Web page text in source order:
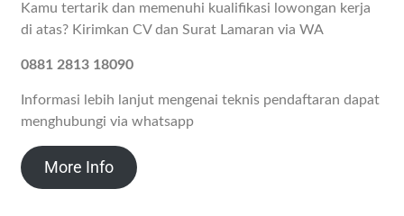
Kamu tertarik dan memenuhi kualifikasi lowongan kerja
di atas? Kirimkan CV dan Surat Lamaran via WA
0881 2813 18090
Informasi lebih lanjut mengenai teknis pendaftaran dapat
menghubungi via whatsapp
More Info